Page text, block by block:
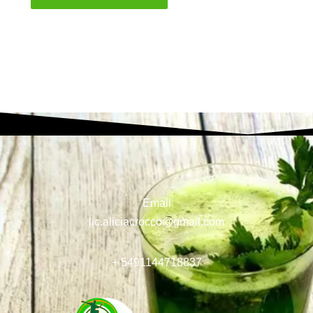
Email
lic.aliciacrocco@gmail.com
+ 5491144718837